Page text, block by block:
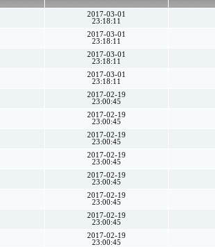
2017-03-01
23:18:11
2017-03-01
23:18:11
2017-03-01
23:18:11
2017-03-01
23:18:11
2017-02-19
23:00:45
2017-02-19
23:00:45
2017-02-19
23:00:45
2017-02-19
23:00:45
2017-02-19
23:00:45
2017-02-19
23:00:45
2017-02-19
23:00:45
2017-02-19
23:00:45